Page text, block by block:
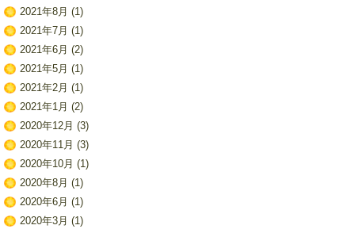
2021年8月 (1)
2021年7月 (1)
2021年6月 (2)
2021年5月 (1)
2021年2月 (1)
2021年1月 (2)
2020年12月 (3)
2020年11月 (3)
2020年10月 (1)
2020年8月 (1)
2020年6月 (1)
2020年3月 (1)